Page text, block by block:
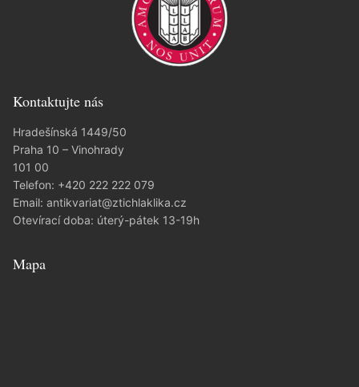
Kontaktujte nás
Hradešínská 1449/50
Praha 10 – Vinohrady
101 00
Telefon: +420 222 222 079
Email: antikvariat@ztichlaklika.cz
Otevírací doba: úterý-pátek 13-19h
Mapa